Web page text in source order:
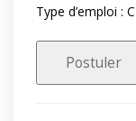
Type d’emploi :